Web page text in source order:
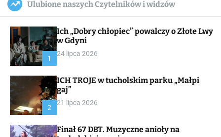
c
a
a
s
W
i
e
l
c
Ulubione naszych Czytelników i widzów
1
Ich „Dobry chłopiec” powalczy o Złote Lwy
w Gdyni
24 lipca 2026
2
ICH TROJE w tucholskim parku „Małpi
gaj”
21 lipca 2026
Finał 67 DBT. Muzyczne anioły na